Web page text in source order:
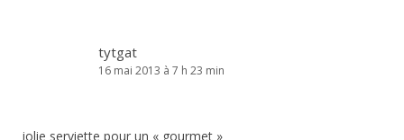
tytgat
16 mai 2013 à 7 h 23 min
jolie serviette pour un « gourmet »